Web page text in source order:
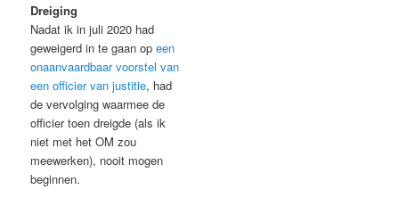
Dreiging
Nadat ik in juli 2020 had
geweigerd in te gaan opeen
onaanvaardbaar voorstel van
een officier van justitie, had
de vervolging waarmee de
officier toen dreigde (als ik
niet met het OM zou
meewerken), nooit mogen
beginnen.